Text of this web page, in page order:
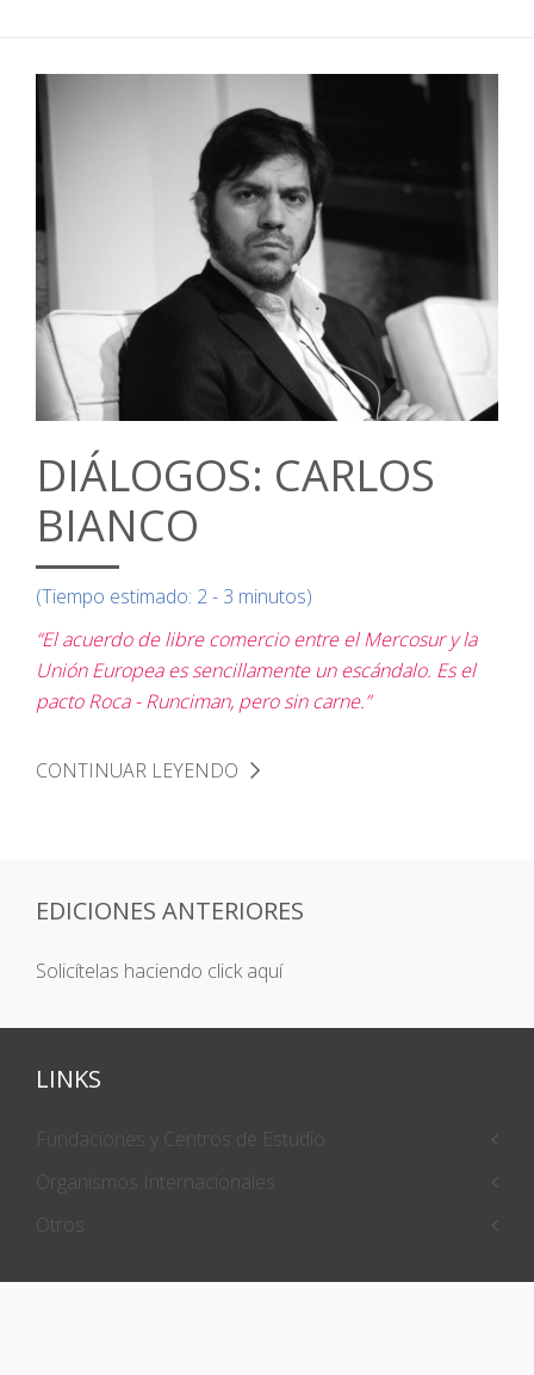
DIÁLOGOS: CARLOS
BIANCO
(Tiempo estimado: 2 - 3 minutos)
“El acuerdo de libre comercio entre el Mercosur y la
Unión Europea es sencillamente un escándalo. Es el
pacto Roca - Runciman, pero sin carne.”
CONTINUAR LEYENDO
EDICIONES ANTERIORES
Solicítelas haciendo click aquí
LINKS
Fundaciones y Centros de Estudio
Organismos Internacionales
Otros